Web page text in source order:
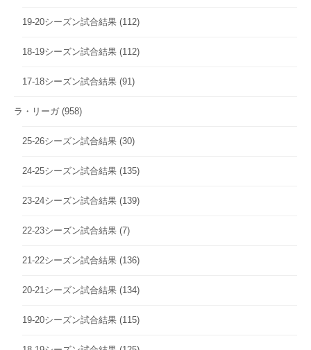
19-20シーズン試合結果 (112)
18-19シーズン試合結果 (112)
17-18シーズン試合結果 (91)
ラ・リーガ (958)
25-26シーズン試合結果 (30)
24-25シーズン試合結果 (135)
23-24シーズン試合結果 (139)
22-23シーズン試合結果 (7)
21-22シーズン試合結果 (136)
20-21シーズン試合結果 (134)
19-20シーズン試合結果 (115)